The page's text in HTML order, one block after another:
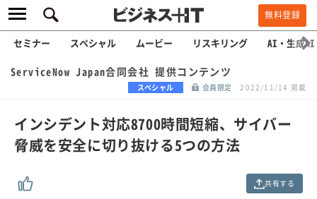
無料登録
セミナー スペシャル ムービー リスキリング AI・生成AI
ServiceNow Japan合同会社 提供コンテンツ
スペシャル 会員限定 2022/11/14 掲載
インシデント対応8700時間短縮、サイバー
脅威を安全に切り抜ける5つの方法
共有する